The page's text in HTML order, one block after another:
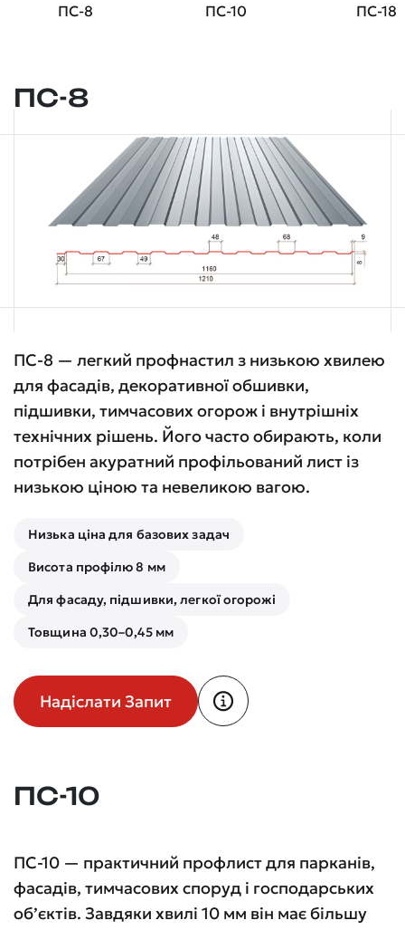
ПС-8 ПС-10 ПС-18
ПС-8
ПС-8 — легкий профнастил з низькою хвилею
для фасадів, декоративної обшивки,
підшивки, тимчасових огорож і внутрішніх
технічних рішень. Його часто обирають, коли
потрібен акуратний профільований лист із
низькою ціною та невеликою вагою.
Низька ціна для базових задач
Висота профілю 8 мм
Для фасаду, підшивки, легкої огорожі
Товщина 0,30–0,45 мм
Надіслати Запит
ПС-10
ПС-10 — практичний профлист для парканів,
фасадів, тимчасових споруд і господарських
об’єктів. Завдяки хвилі 10 мм він має більшу